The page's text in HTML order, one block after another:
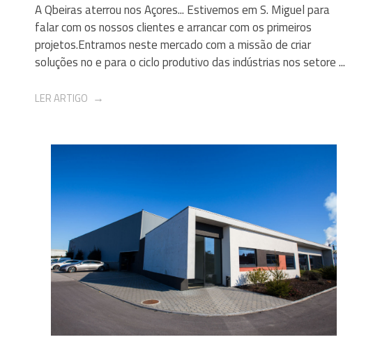
A Qbeiras aterrou nos Açores... Estivemos em S. Miguel para
falar com os nossos clientes e arrancar com os primeiros
projetos.Entramos neste mercado com a missão de criar
soluções no e para o ciclo produtivo das indústrias nos setore ...
LER ARTIGO